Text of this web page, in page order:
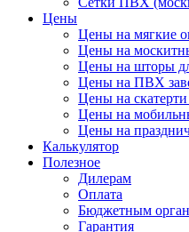
Цены
Цены на мягкие
Цены на
Цены на шторы
Цены на ПВХ
Цены на
Цены на
Цены на
Калькулятор
Полезное
Дилерам
Оплата
Бюджетным
Гарантия